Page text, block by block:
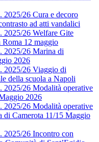
2025/26 Cura e decoro
ad atti vandalici
2025/26 Welfare Gite
12 maggio
2025/26 Marina di
2026
2025/26 Viaggio di
della scuola a Napoli
2025/26 Modalità operative
2026
2025/26 Modalità operative
di Camerota 11/15 Maggio
2025/26 Incontro con